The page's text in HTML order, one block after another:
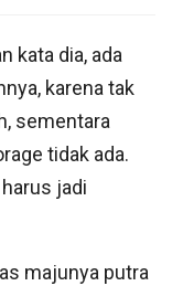
kata dia, ada
karena tak
sementara
tidak ada.
jadi
majunya putra